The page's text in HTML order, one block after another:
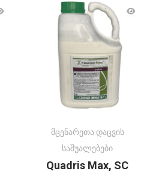
მცენარეთა დაცვის
საშუალებები
Quadris Max, SC